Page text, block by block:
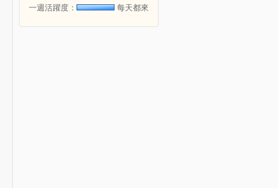
一週活躍度：
每天都來